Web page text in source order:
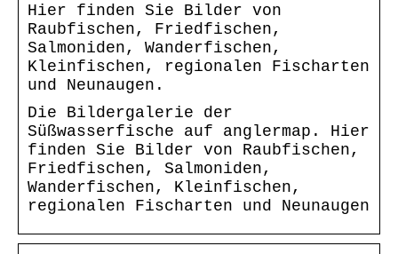
Hier finden Sie Bilder von
Raubfischen, Friedfischen,
Salmoniden, Wanderfischen,
Kleinfischen, regionalen Fischarten
und Neunaugen.
Die Bildergalerie der
Süßwasserfische auf anglermap. Hier
finden Sie Bilder von Raubfischen,
Friedfischen, Salmoniden,
Wanderfischen, Kleinfischen,
regionalen Fischarten und Neunaugen